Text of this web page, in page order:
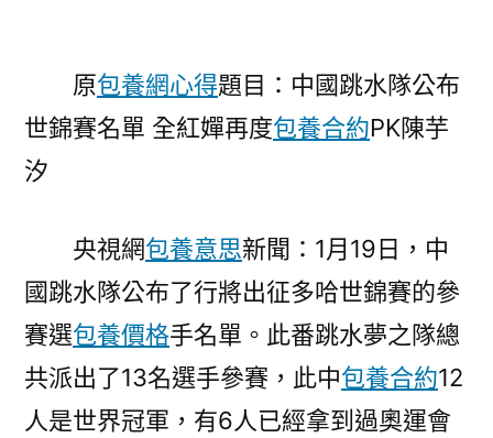
跳
水
隊
養
網
站
公
世
錦
原包養網心得題目：中國跳水隊公布
世錦賽名單 全紅嬋再度包養合約PK陳芋
汐
央視網包養意思新聞：1月19日，中
國跳水隊公布了行將出征多哈世錦賽的參
賽選包養價格手名單。此番跳水夢之隊總
共派出了13名選手參賽，此中包養合約12
人是世界冠軍，有6人已經拿到過奧運會